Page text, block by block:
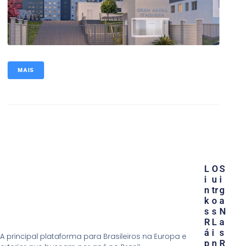
MAIS
A principal plataforma para Brasileiros na Europa e
O
U
Tr
O
S
L
I
N
L
I
N
K
S
R
Á
P
S
I
G
A
N
A
S
R